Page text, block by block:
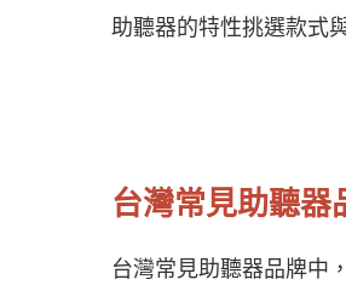
助聽器的特性挑選款式
台灣常見助聽
台灣常見助聽器品牌中